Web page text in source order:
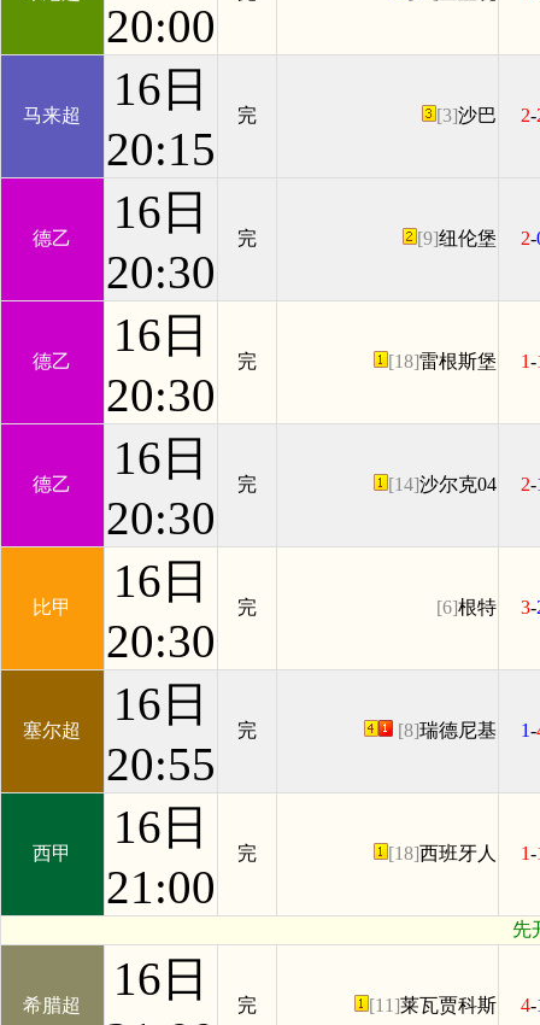
20:00
马来超
16日
20:15
完 [3]沙巴 2-
德乙
16日
20:30
完 [9]纽伦堡 2-
德乙
16日
20:30
完 [18]雷根斯堡 1-
德乙
16日
20:30
完 [14]沙尔克04 2-
比甲
16日
20:30
完 [6]根特 3-
塞尔超
16日
20:55
完 [8]瑞德尼基 1-
西甲
16日
21:00
完 [18]西班牙人 1-
先
希腊超
16日
完 [11]莱瓦贾科斯 4-